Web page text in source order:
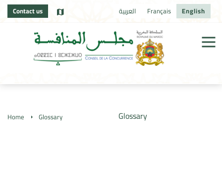
Contact us العربية Français English
Glossary
Home Glossary